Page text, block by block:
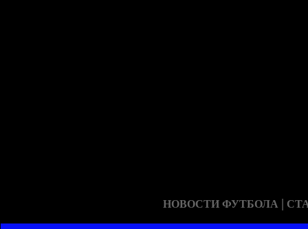
НОВОСТИ ФУТБОЛА |